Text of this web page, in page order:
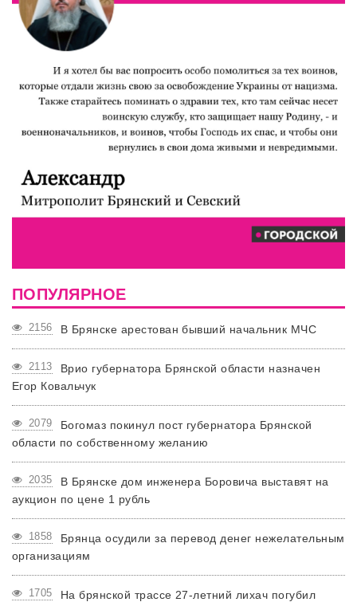
ПОПУЛЯРНОЕ
2156 В Брянске арестован бывший начальник МЧС
2113
Врио губернатора Брянской области назначен
Егор Ковальчук
2079
Богомаз покинул пост губернатора Брянской
области по собственному желанию
2035
В Брянске дом инженера Боровича выставят на
аукцион по цене 1 рубль
1858
Брянца осудили за перевод денег нежелательным
организациям
1705
На брянской трассе 27-летний лихач погубил